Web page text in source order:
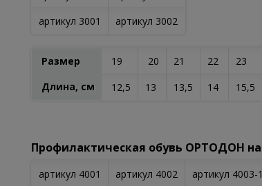
артикул 3001
артикул 3002
Размер 19 20 21 22 23
Длина, см
12,5 13 13,5 14 15,5
Профилактическая обувь ОРТОДОН
артикул 4001 артикул 4002 артикул 4003-1